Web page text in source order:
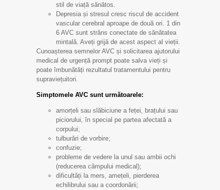
stil de viață sănătos.
Depresia și stresul cresc riscul de accident
vascular cerebral aproape de două ori. 1 din
6 AVC sunt strâns conectate de sănătatea
mintală. Aveți grijă de acest aspect al vieții.
Cunoașterea semnelor AVC și solicitarea ajutorului
medical de urgență prompt poate salva vieți și
poate îmbunătăți rezultatul tratamentului pentru
supraviețuitori.
Simptomele AVC sunt următoarele:
amorțeli sau slăbiciune a feței, brațului sau
piciorului, în special pe partea afectată a
corpului;
tulburări de vorbire;
confuzie;
probleme de vedere la unul sau ambii ochi
(reducerea câmpului medical);
dificultăți la mers, amețeli, pierderea
echilibrului sau a coordonării;